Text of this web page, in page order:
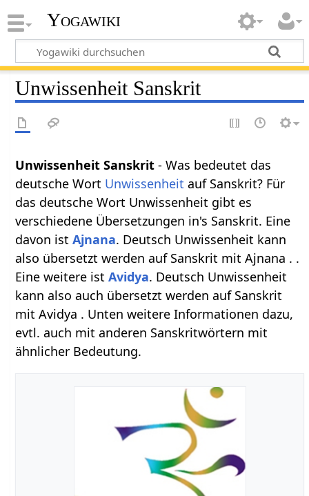
Yogawiki
Unwissenheit Sanskrit
Unwissenheit Sanskrit - Was bedeutet das
deutsche Wort Unwissenheit auf Sanskrit? Für
das deutsche Wort Unwissenheit gibt es
verschiedene Übersetzungen in's Sanskrit. Eine
davon istAjnana. Deutsch Unwissenheit kann
also übersetzt werden auf Sanskrit mit Ajnana . .
Eine weitere istAvidya. Deutsch Unwissenheit
kann also auch übersetzt werden auf Sanskrit
mit Avidya . Unten weitere Informationen dazu,
evtl. auch mit anderen Sanskritwörtern mit
ähnlicher Bedeutung.